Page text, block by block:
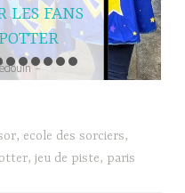
LES FANS
–
, ecole des sorciers,
,jeu de piste, paris